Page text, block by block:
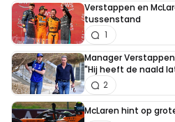
Verstappen en
tussenstand
1
Manager
"Hij heeft de naald
2
McLaren hint op